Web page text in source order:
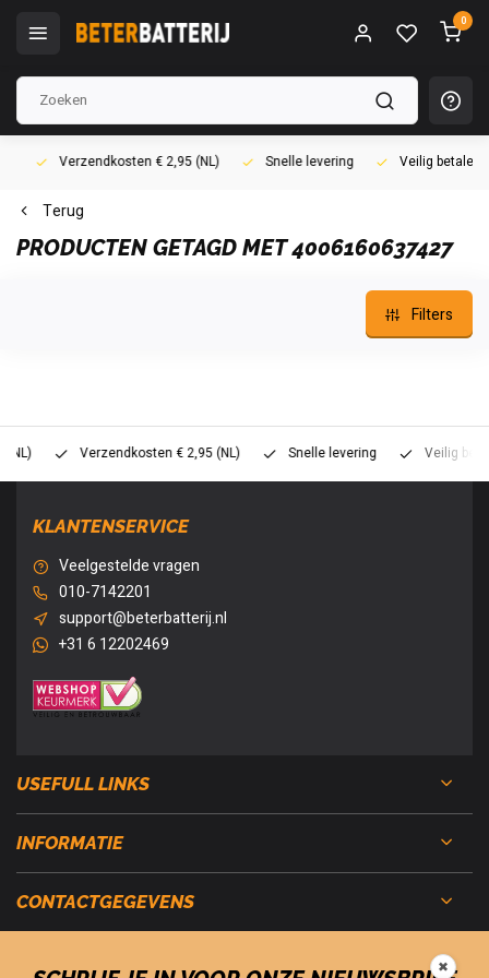
0
Verzendkosten € 2,95 (NL) Snelle levering Veilig betalen
Terug
PRODUCTEN GETAGD MET 4006160637427
Filters
Verzendkosten € 2,95 (NL) Snelle levering Veilig betalen
KLANTENSERVICE
Veelgestelde vragen
010-7142201
support@beterbatterij.nl
+31 6 12202469
USEFULL LINKS
INFORMATIE
CONTACTGEGEVENS
✖